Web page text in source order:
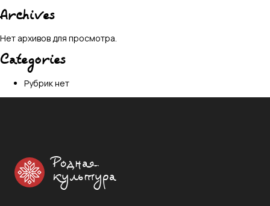
Archives
Нет архивов для просмотра.
Categories
Рубрик нет
Родная
культура